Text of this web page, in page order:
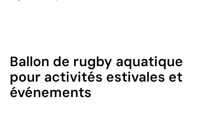
Ballon de rugby aquatique
pour activités estivales et
événements